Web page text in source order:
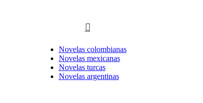
Novelas colombianas
Novelas mexicanas
Novelas turcas
Novelas argentinas